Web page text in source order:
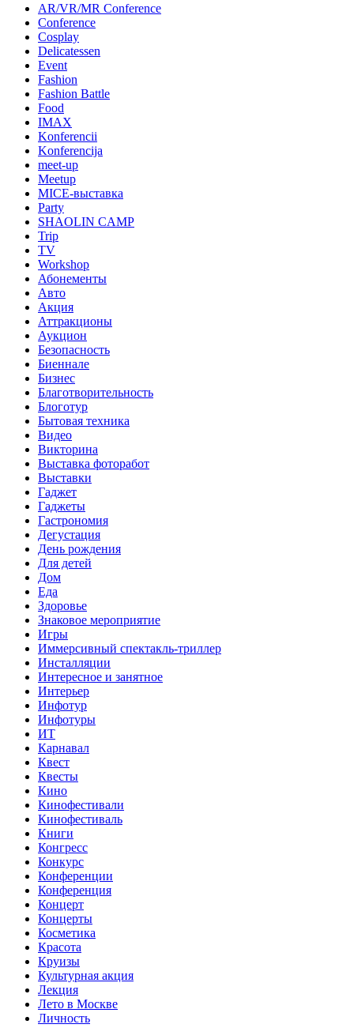
AR/VR/MR Conference
Conference
Cosplay
Delicatessen
Event
Fashion
Fashion Battle
Food
IMAX
Konferencii
Konferencija
meet-up
Meetup
MICE-выставка
Party
SHAOLIN CAMP
Trip
TV
Workshop
Абонементы
Авто
Акция
Аттракционы
Аукцион
Безопасность
Биеннале
Бизнес
Благотворительность
Блоготур
Бытовая техника
Видео
Викторина
Выставка фоторабот
Выставки
Гаджет
Гаджеты
Гастрономия
Дегустация
День рождения
Для детей
Дом
Еда
Здоровье
Знаковое мероприятие
Игры
Иммерсивный спектакль-триллер
Инсталляции
Интересное и занятное
Интерьер
Инфотур
Инфотуры
ИТ
Карнавал
Квест
Квесты
Кино
Кинофестивали
Кинофестиваль
Книги
Конгресс
Конкурс
Конференции
Конференция
Концерт
Концерты
Косметика
Красота
Круизы
Культурная акция
Лекция
Лето в Москве
Личность